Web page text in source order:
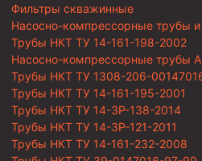
Фильтры скважинные
Насосно-компрессорные трубы
Трубы НКТ ТУ 14-161-198-2002
Насосно-компрессорные трубы
Трубы НКТ ТУ 1308-206-
Трубы НКТ ТУ 14-161-195-2001
Трубы НКТ ТУ 14-3Р-138-2014
Трубы НКТ ТУ 14-3Р-121-2011
Трубы НКТ ТУ 14-161-232-2008